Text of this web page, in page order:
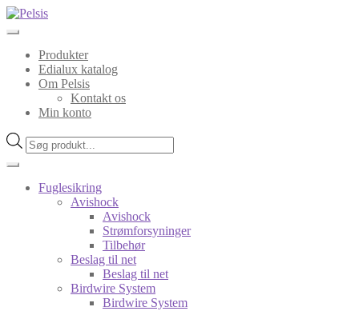
Spring
Spring
Produkter
Edialux katalog
Om Pelsis
Kontakt os
Min konto
Products
search
Fuglesikring
Avishock
Avishock
Strømforsyninger
Tilbehør
Beslag til net
Beslag til net
Birdwire System
Birdwire System